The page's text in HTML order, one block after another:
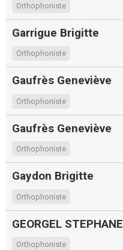
Orthophoniste
Garrigue Brigitte
Orthophoniste
Gaufrès Geneviève
Orthophoniste
Gaufrès Geneviève
Orthophoniste
Gaydon Brigitte
Orthophoniste
GEORGEL STEPHANE
Orthophoniste